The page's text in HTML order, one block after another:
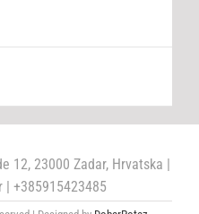
12, 23000 Zadar, Hrvatska |
| +385915423485